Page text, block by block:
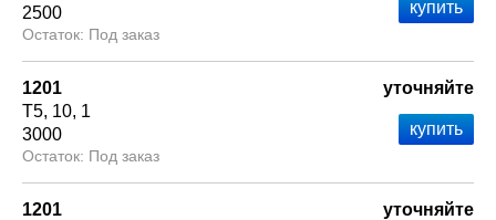
2500
Под заказ
1201
Т5 10 1
3000
Под заказ
уточняйте
1201
уточняйте